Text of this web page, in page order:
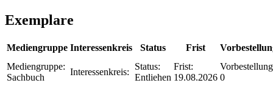
Exemplare
Mediengruppe Interessenkreis Status Frist
Mediengruppe:
Sachbuch
Interessenkreis:
Status:
Entliehen
Frist:
19.08.2026 0